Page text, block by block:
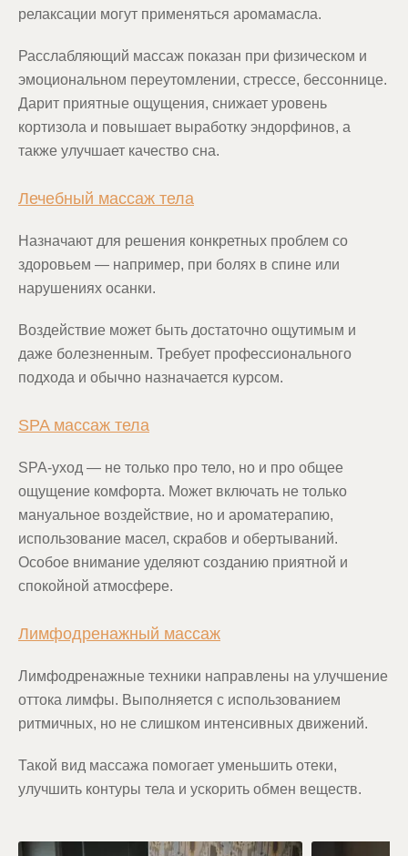
релаксации могут применяться аромамасла.
Расслабляющий массаж показан при физическом и
эмоциональном переутомлении, стрессе, бессоннице.
Дарит приятные ощущения, снижает уровень
кортизола и повышает выработку эндорфинов, а
также улучшает качество сна.
Лечебный массаж тела
Назначают для решения конкретных проблем со
здоровьем — например, при болях в спине или
нарушениях осанки.
Воздействие может быть достаточно ощутимым и
даже болезненным. Требует профессионального
подхода и обычно назначается курсом.
SPA массаж тела
SPA-уход — не только про тело, но и про общее
ощущение комфорта. Может включать не только
мануальное воздействие, но и ароматерапию,
использование масел, скрабов и обертываний.
Особое внимание уделяют созданию приятной и
спокойной атмосфере.
Лимфодренажный массаж
Лимфодренажные техники направлены на улучшение
оттока лимфы. Выполняется с использованием
ритмичных, но не слишком интенсивных движений.
Такой вид массажа помогает уменьшить отеки,
улучшить контуры тела и ускорить обмен веществ.